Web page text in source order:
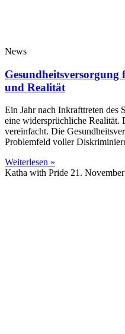
News
und Realität
Ein Jahr nach Inkrafttreten des
eine widersprüchliche Realität.
vereinfacht. Die
Problemfeld voller
Weiterlesen »
Katha with Pride 21.